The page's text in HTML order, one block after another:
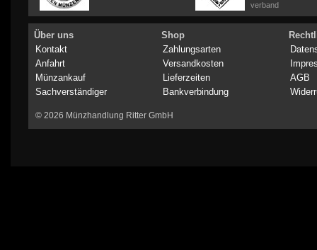
verband
Über uns
Kontakt
Anfahrt
Münzankauf
Sachverständiger
Shop
Zahlungsarten
Versandkosten
Lieferzeiten
Bankverbindung
AGB
© 2026 Münzhandlung Ritter GmbH